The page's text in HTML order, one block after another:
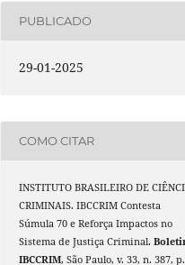
PUBLICADO
29-01-2025
COMO CITAR
INSTITUTO BRASILEIRO DE
CRIMINAIS. IBCCRIM Contesta
Súmula 70 e Reforça Impactos no
Sistema de Justiça Criminal.
IBCCRIM, São Paulo, v. 33, n. 387, p.